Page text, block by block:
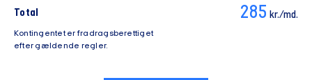
Total 285 kr./md.
Kontingentet er fradragsberettiget
efter gældende regler.